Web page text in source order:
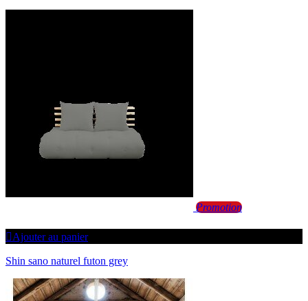
Promotion
Ajouter au panier
Shin sano naturel futon grey